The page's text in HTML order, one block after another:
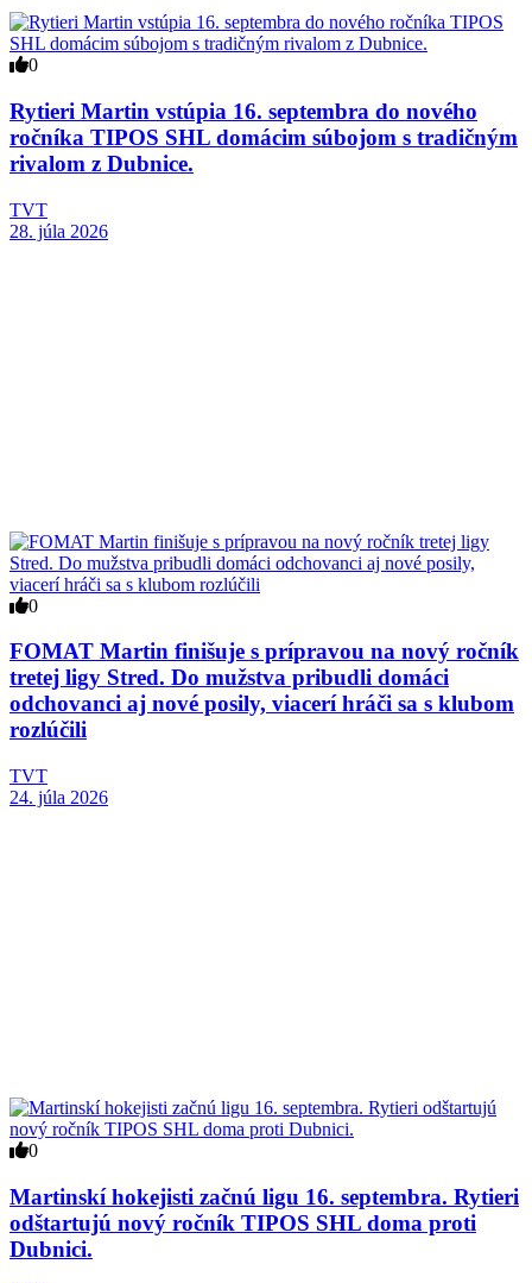
0
Rytieri Martin vstúpia 16. septembra do nového
ročníka TIPOS SHL domácim súbojom s tradičným
rivalom z Dubnice.
TVT
28. júla 2026
0
FOMAT Martin finišuje s prípravou na nový ročník
tretej ligy Stred. Do mužstva pribudli domáci
odchovanci aj nové posily, viacerí hráči sa s klubom
rozlúčili
TVT
24. júla 2026
0
Martinskí hokejisti začnú ligu 16. septembra. Rytieri
odštartujú nový ročník TIPOS SHL doma proti
Dubnici.